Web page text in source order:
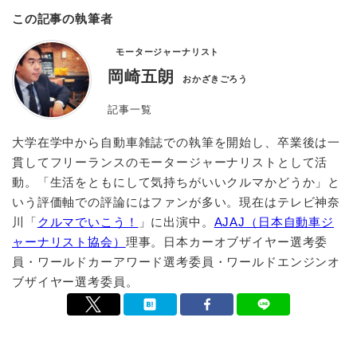
この記事の執筆者
モータージャーナリスト
岡崎五朗 おかざきごろう
記事一覧
大学在学中から自動車雑誌での執筆を開始し、卒業後は一
貫してフリーランスのモータージャーナリストとして活
動。「生活をともにして気持ちがいいクルマかどうか」と
いう評価軸での評論にはファンが多い。現在はテレビ神奈
川「クルマでいこう！ 」に出演中。 AJAJ（日本自動車ジ
ャーナリスト協会） 理事。日本カーオブザイヤー選考委
員・ワールドカーアワード選考委員・ワールドエンジンオ
ブザイヤー選考委員。